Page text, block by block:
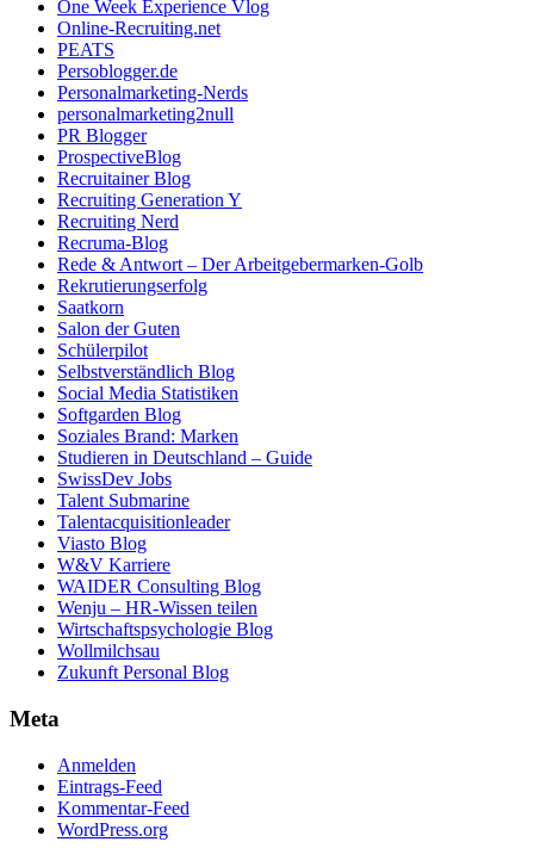
One Week Experience Vlog
Online-Recruiting.net
PEATS
Persoblogger.de
Personalmarketing-Nerds
personalmarketing2null
PR Blogger
ProspectiveBlog
Recruitainer Blog
Recruiting Generation Y
Recruiting Nerd
Recruma-Blog
Rede & Antwort – Der Arbeitgebermarken-Golb
Rekrutierungserfolg
Saatkorn
Salon der Guten
Schülerpilot
Selbstverständlich Blog
Social Media Statistiken
Softgarden Blog
Soziales Brand: Marken
Studieren in Deutschland – Guide
SwissDev Jobs
Talent Submarine
Talentacquisitionleader
Viasto Blog
W&V Karriere
WAIDER Consulting Blog
Wenju – HR-Wissen teilen
Wirtschaftspsychologie Blog
Wollmilchsau
Zukunft Personal Blog
Meta
Anmelden
Eintrags-Feed
Kommentar-Feed
WordPress.org